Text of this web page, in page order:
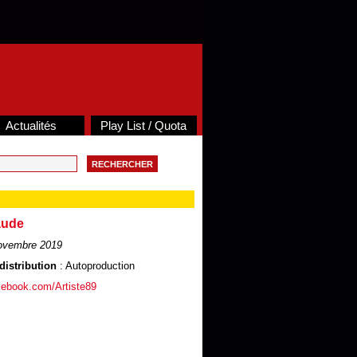
Actualités Play List / Quota
2019
: Autoproduction
Artiste89